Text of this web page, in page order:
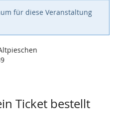
für diese Veranstaltung
Ticket bestellt